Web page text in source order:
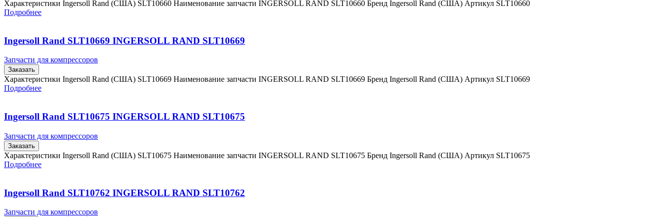
Характеристики Ingersoll Rand (США) SLT10660 Наименование запчасти INGERSOLL RAND SLT10660 Бренд Ingersoll Rand (США) Артикул SLT10660
Подробнее
Ingersoll Rand SLT10669 INGERSOLL RAND SLT10669
Запчасти для компрессоров
Заказать
Характеристики Ingersoll Rand (США) SLT10669 Наименование запчасти INGERSOLL RAND SLT10669 Бренд Ingersoll Rand (США) Артикул SLT10669
Подробнее
Ingersoll Rand SLT10675 INGERSOLL RAND SLT10675
Запчасти для компрессоров
Заказать
Характеристики Ingersoll Rand (США) SLT10675 Наименование запчасти INGERSOLL RAND SLT10675 Бренд Ingersoll Rand (США) Артикул SLT10675
Подробнее
Ingersoll Rand SLT10762 INGERSOLL RAND SLT10762
Запчасти для компрессоров